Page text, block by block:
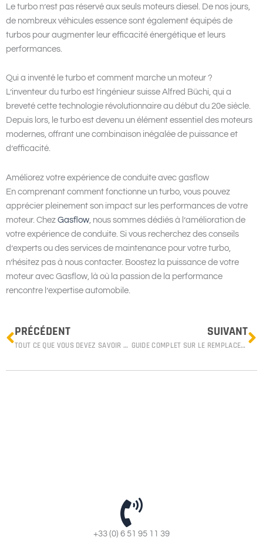
Le turbo n’est pas réservé aux seuls moteurs diesel. De nos jours,
de nombreux véhicules essence sont également équipés de
turbos pour augmenter leur efficacité énergétique et leurs
performances.
Qui a inventé le turbo et comment marche un moteur ?
L’inventeur du turbo est l’ingénieur suisse Alfred Büchi, qui a
breveté cette technologie révolutionnaire au début du 20e siècle.
Depuis lors, le turbo est devenu un élément essentiel des moteurs
modernes, offrant une combinaison inégalée de puissance et
d’efficacité.
Améliorez votre expérience de conduite avec gasflow
En comprenant comment fonctionne un turbo, vous pouvez
apprécier pleinement son impact sur les performances de votre
moteur. Chez Gasflow , nous sommes dédiés à l’amélioration de
votre expérience de conduite. Si vous recherchez des conseils
d’experts ou des services de maintenance pour votre turbo,
n’hésitez pas à nous contacter. Boostez la puissance de votre
moteur avec Gasflow, là où la passion de la performance
rencontre l’expertise automobile.
Prev
PRÉCÉDENT
TOUT CE QUE VOUS DEVEZ SAVOIR SUR LE CHANGEMENT DU JOINT DE CULASSE
SUIVANT
GUIDE COMPLET SUR LE REMPLACEMENT DE LA CULASSE D’UN MOTEUR DIESEL
+33 (0) 6 51 95 11 39